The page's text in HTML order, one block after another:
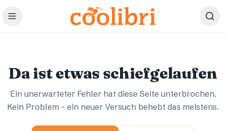
Zum Hauptinhalt springen
Da ist etwas schiefgelaufen
Ein unerwarteter Fehler hat diese Seite unterbrochen.
Kein Problem – ein neuer Versuch behebt das meistens.